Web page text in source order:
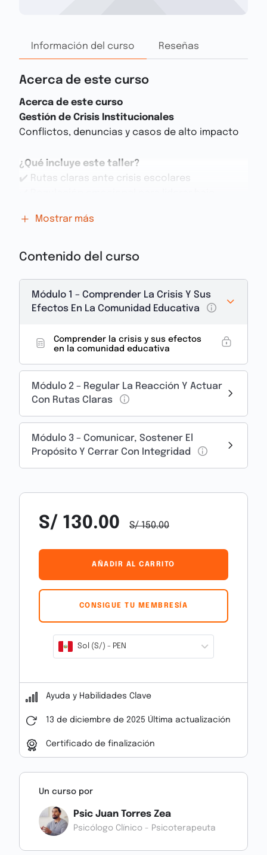
Información del curso Reseñas
Acerca de este curso
Acerca de este curso
Gestión de Crisis Institucionales
Conflictos, denuncias y casos de alto impacto
¿Qué incluye este taller?
✔️ Rutas claras ante crisis escolares
✔️ Estrategias de comunicación con familias y
llenes la encuesta para recibir tu certificación.
Cuando todo se mueve al mismo tiempo,
evidencia,
marca la diferencia.
Aprenderás a:
✔️ Identificar las respuestas emocionales ante
crisis
✔️ Evitar errores legales y comunicativos
✔️ Sostener la calma institucional en momentos
críticos
Una crisis no solo pone a prueba la escuela.
También puede transformarla.
Mostrar más
Contenido del curso
Módulo 1 – Comprender La Crisis Y Sus
Efectos En La Comunidad Educativa
Comprender la crisis y sus efectos
en la comunidad educativa
Módulo 2 – Regular La Reacción Y Actuar
Con Rutas Claras
Módulo 3 – Comunicar, Sostener El
Propósito Y Cerrar Con Integridad
S/ 130.00 S/150.00
AÑADIR AL CARRITO
CONSIGUE TU MEMBRESÍA
Sol (S/) - PEN
Ayuda y Habilidades Clave
13 de diciembre de 2025 Última actualización
Certificado de finalización
Un curso por
Psic Juan Torres Zea
Psicólogo Clínico - Psicoterapeuta